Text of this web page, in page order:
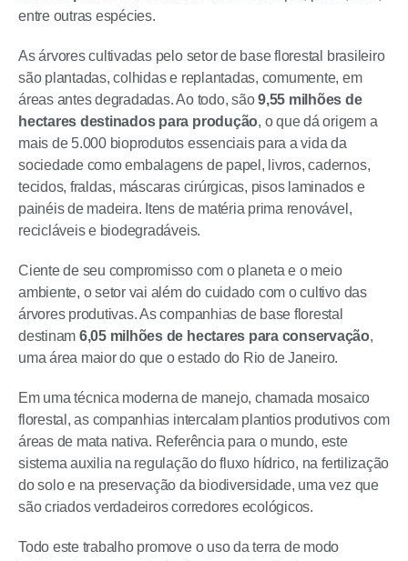
entre outras espécies.
As árvores cultivadas pelo setor de base florestal brasileiro
são plantadas, colhidas e replantadas, comumente, em
áreas antes degradadas. Ao todo, são9,55 milhões de
hectares destinados para produção, o que dá origem a
mais de 5.000 bioprodutos essenciais para a vida da
sociedade como embalagens de papel, livros, cadernos,
tecidos, fraldas, máscaras cirúrgicas, pisos laminados e
painéis de madeira. Itens de matéria prima renovável,
recicláveis e biodegradáveis.
Ciente de seu compromisso com o planeta e o meio
ambiente, o setor vai além do cuidado com o cultivo das
árvores produtivas. As companhias de base florestal
destinam 6,05 milhões de hectares para conservação,
uma área maior do que o estado do Rio de Janeiro.
Em uma técnica moderna de manejo, chamada mosaico
florestal, as companhias intercalam plantios produtivos com
áreas de mata nativa. Referência para o mundo, este
sistema auxilia na regulação do fluxo hídrico, na fertilização
do solo e na preservação da biodiversidade, uma vez que
são criados verdadeiros corredores ecológicos.
Todo este trabalho promove o uso da terra de modo